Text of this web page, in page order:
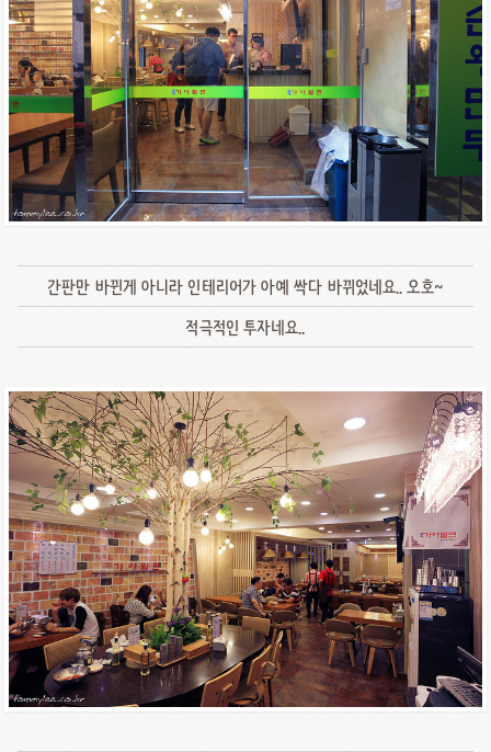
간판만 바뀐게 아니라 인테리어가 아예 싹다 바뀌었네요.. 오호~
적극적인 투자네요..